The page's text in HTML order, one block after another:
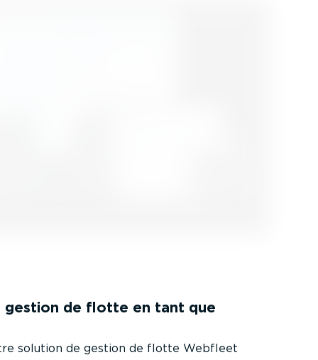
gestion de flotte en tant que
solution de gestion de flotte Webfleet